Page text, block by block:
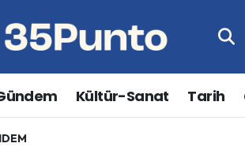
Kültür-Sanat Tarih